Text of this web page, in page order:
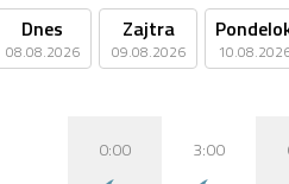
Dnes
08.08.2026
Zajtra
09.08.2026
0:00 3:00